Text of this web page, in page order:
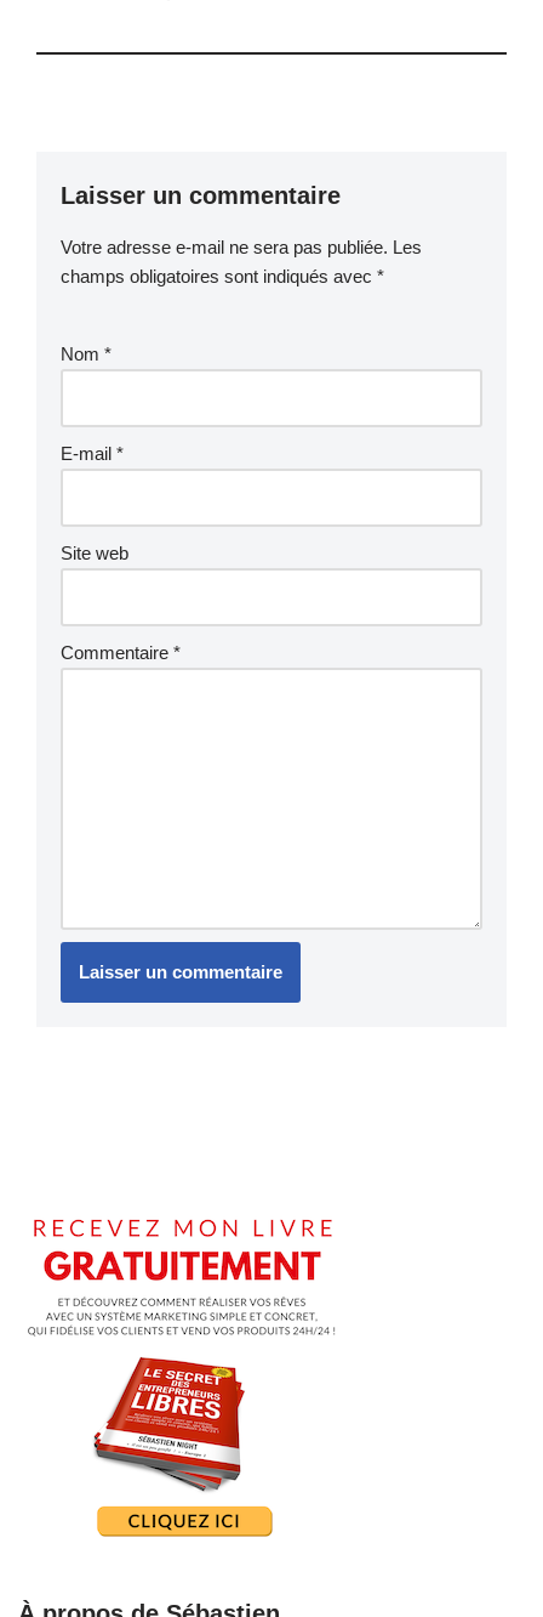
Laisser un commentaire
Votre adresse e-mail ne sera pas publiée. Les
champs obligatoires sont indiqués avec *
Nom *
E-mail *
Site web
Commentaire *